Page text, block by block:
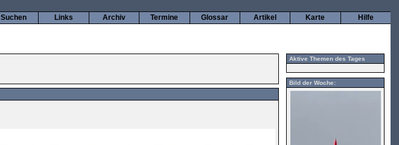
Hilfe
Karte
Artikel
Glossar
Termine
Archiv
Links
Suchen
Aktive Themen des Tages
Bild der Woche: